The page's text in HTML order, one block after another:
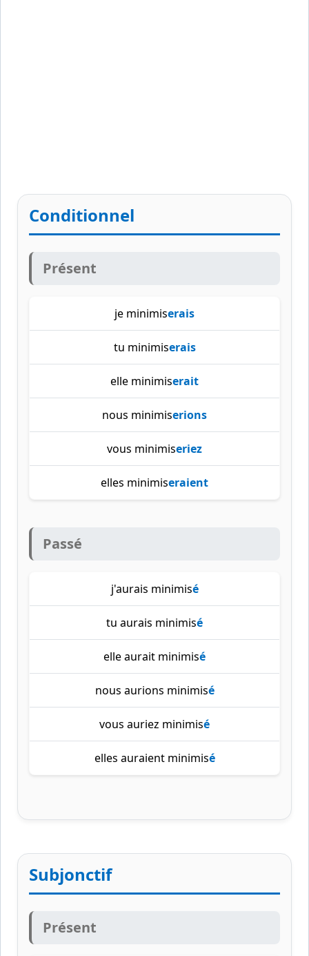
Conditionnel
Présent
je minimiserais
tu minimiserais
elle minimiserait
nous minimiserions
vous minimiseriez
elles minimiseraient
Passé
j'aurais minimisé
tu aurais minimisé
elle aurait minimisé
nous aurions minimisé
vous auriez minimisé
elles auraient minimisé
Subjonctif
Présent